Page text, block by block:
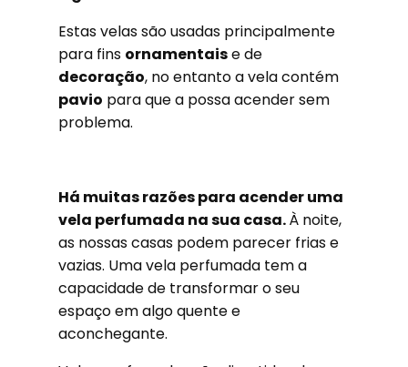
Estas velas são usadas principalmente
para fins ornamentaise de
decoração, no entanto a vela contém
pavio para que a possa acender sem
problema.
Há muitas razões para acender uma
vela perfumada na sua casa.À noite,
as nossas casas podem parecer frias e
vazias. Uma vela perfumada tem a
capacidade de transformar o seu
espaço em algo quente e
aconchegante.